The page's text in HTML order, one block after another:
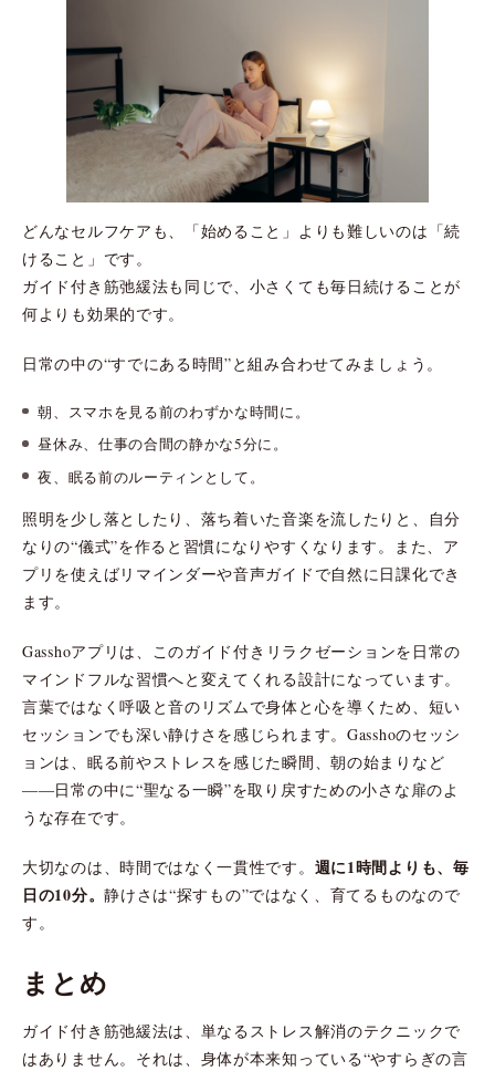
どんなセルフケアも、「始めること」よりも難しいのは「続
けること」です。
ガイド付き筋弛緩法も同じで、小さくても毎日続けることが
何よりも効果的です。
日常の中の“すでにある時間”と組み合わせてみましょう。
朝、スマホを見る前のわずかな時間に。
昼休み、仕事の合間の静かな5分に。
夜、眠る前のルーティンとして。
照明を少し落としたり、落ち着いた音楽を流したりと、自分
なりの“儀式”を作ると習慣になりやすくなります。また、ア
プリを使えばリマインダーや音声ガイドで自然に日課化でき
ます。
Gasshoアプリは、このガイド付きリラクゼーションを日常の
マインドフルな習慣へと変えてくれる設計になっています。
言葉ではなく呼吸と音のリズムで身体と心を導くため、短い
セッションでも深い静けさを感じられます。Gasshoのセッシ
ョンは、眠る前やストレスを感じた瞬間、朝の始まりなど
――日常の中に“聖なる一瞬”を取り戻すための小さな扉のよ
うな存在です。
大切なのは、時間ではなく一貫性です。 週に1時間よりも、毎
日の10分。静けさは“探すもの”ではなく、育てるものなので
す。
まとめ
ガイド付き筋弛緩法は、単なるストレス解消のテクニックで
はありません。それは、身体が本来知っている“やすらぎの言